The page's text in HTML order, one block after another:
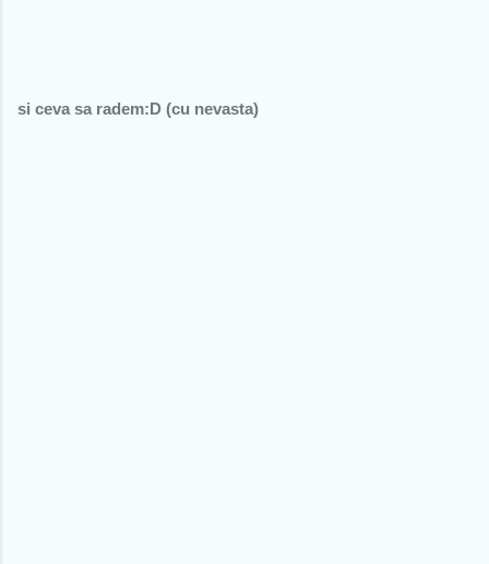
si ceva sa radem:D (cu nevasta)